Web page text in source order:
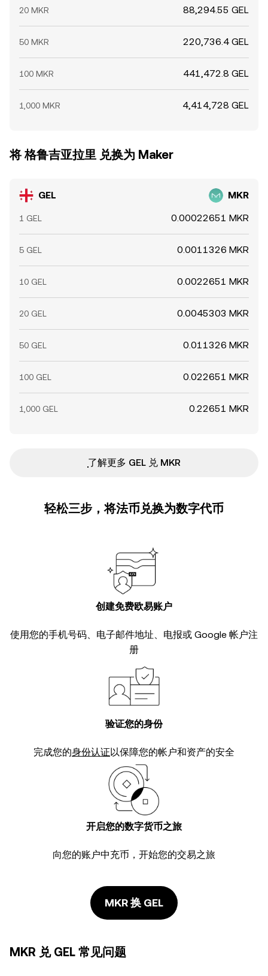
20 MKR 88,294.55 GEL
50 MKR 220,736.4 GEL
100 MKR 441,472.8 GEL
1,000 MKR 4,414,728 GEL
将 格鲁吉亚拉里 兑换为 Maker
GEL MKR
1 GEL 0.00022651 MKR
5 GEL 0.0011326 MKR
10 GEL 0.0022651 MKR
20 GEL 0.0045303 MKR
50 GEL 0.011326 MKR
100 GEL 0.022651 MKR
1,000 GEL 0.22651 MKR
ִִִִִִִִִִִִִִִִִִִִִִִִִִִִִִִִִִִִִִִִִִִִִִִ了解更多 GEL 兑 MKR
轻松三步，将法币兑换为数字代币
创建免费欧易账户
使用您的手机号码、电子邮件地址、电报或 Google 帐户注
册
验证您的身份
完成您的身份认证以保障您的帐户和资产的安全
开启您的数字货币之旅
向您的账户中充币，开始您的交易之旅
MKR 换 GEL
MKR 兑 GEL 常见问题